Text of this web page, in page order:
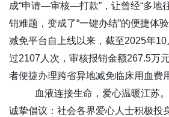
成“申请—审核—打款”，让曾经“多地
销难题，变成了“一键办结”的便捷体
减免平台自上线以来，截至2025年
过2107人次，审核报销金额267.5万
者便捷办理跨省异地减免临床用血费
血液连接生命，爱心温暖江苏
诚挚倡议：社会各界爱心人士积极投